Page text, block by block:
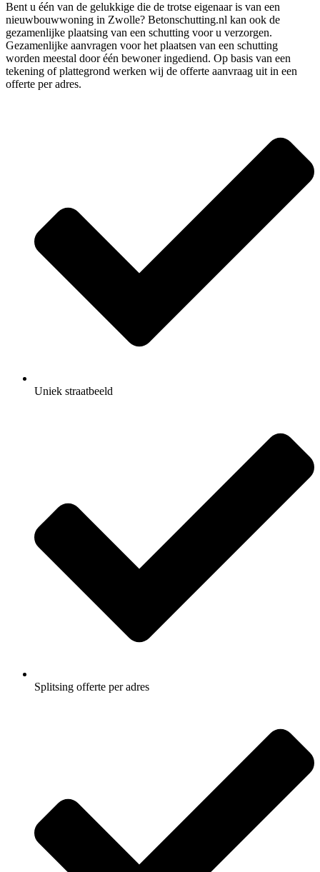
Bent u één van de gelukkige die de trotse eigenaar is van een
nieuwbouwwoning in Zwolle? Betonschutting.nl kan ook de
gezamenlijke plaatsing van een schutting voor u verzorgen.
Gezamenlijke aanvragen voor het plaatsen van een schutting
worden meestal door één bewoner ingediend. Op basis van een
tekening of plattegrond werken wij de offerte aanvraag uit in een
offerte per adres.
Uniek straatbeeld
Splitsing offerte per adres